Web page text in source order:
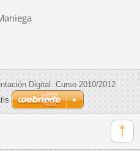
Digital. Curso 2010/2012